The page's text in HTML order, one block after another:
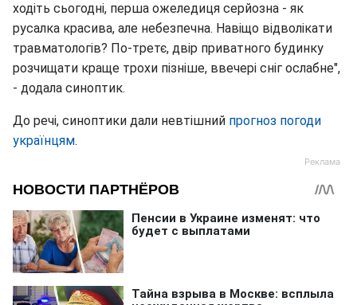
ходіть сьогодні, перша ожеледиця серйозна - як
русалка красива, але небезпечна. Навіщо відволікати
травматологів? По-третє, двір приватного будинку
розчищати краще трохи пізніше, ввечері сніг ослабне",
- додала синоптик.
До речі, синоптики дали невтішний прогноз погоди
українцям.